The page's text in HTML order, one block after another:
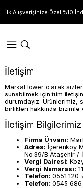
İlk Alışverişinize Özel %10
İletişim
MarkaFlower olarak
sunabilmek için tüm
durumdayız.
birlikleri hakkında
İletişim Bilgilerimiz
Firma Ünvanı:
Adres: İçerenköy
No:39/B Ataşehir /
Vergi Dairesi:
Vergi Numarası:
Telefon: 0551 120
Telefon: 0545 686